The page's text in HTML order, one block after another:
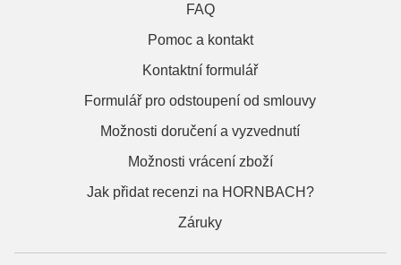
FAQ
Pomoc a kontakt
Kontaktní formulář
Formulář pro odstoupení od smlouvy
Možnosti doručení a vyzvednutí
Možnosti vrácení zboží
Jak přidat recenzi na HORNBACH?
Záruky